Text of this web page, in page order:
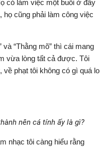
có làm việc một buổi ở đây
họ cũng phải làm công việc
“Thằng mõ” thì cái mang
vừa lòng tất cả được. Tôi
phạt tôi không có gì quá lo
nên cá tính ấy là gì?
nhạc tôi càng hiểu rằng